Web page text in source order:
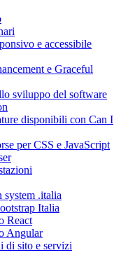
e accessibile
e Graceful
sviluppo del software
disponibili con Can I
per CSS e JavaScript
system .italia
Italia
React
Angular
di sito e servizi